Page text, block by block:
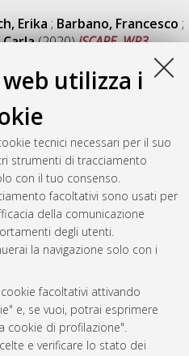
utilizza i
tecnici necessari per il suo
strumenti di tracciamento
con il tuo consenso.
facoltativi sono usati per
della comunicazione
degli utenti.
la navigazione solo con i
facoltativi attivando
e, se vuoi, potrai esprimere
cookie di profilazione".
e verificare lo stato dei
Erika ; Barbano, Francesco ;
(2020)iSCAPE. WP3.
in reducing NOx pollutant
of Bologna. DOI
. [Dataset]
Erika
;Minguzzi, Enrico (2020)
Urban Street Canyons.
Experimental Campaigns.
unibo/amsacta/6317.
ilFri Aug 7 20:35:01 2026 CEST